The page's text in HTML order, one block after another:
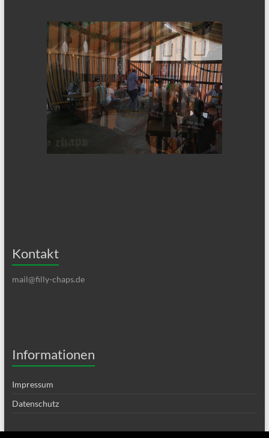
Kontakt
mail@filly-chaps.de
Informationen
Impressum
Datenschutz